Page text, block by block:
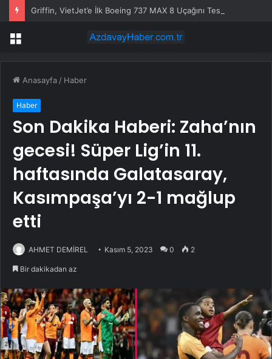
Griffin, VietJet’e İlk Boeing 737 MAX 8 Uçağını Teslim Etti
Menü
Anasayfa / Haber
Haber
Son Dakika Haberi: Zaha’nın
gecesi! Süper Lig’in 11.
haftasında Galatasaray,
Kasımpaşa’yı 2-1 mağlup
etti
AHMET DEMİREL Kasım 5, 2023 0 2
Bir dakikadan az